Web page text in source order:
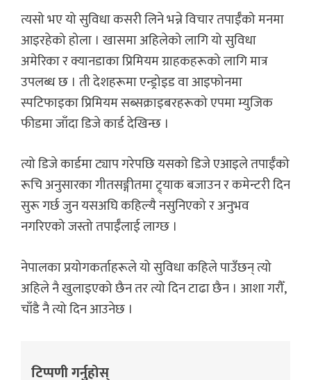
त्यसो भए यो सुविधा कसरी लिने भन्ने विचार तपाईँको मनमा
आइरहेको होला । खासमा अहिलेको लागि यो सुविधा
अमेरिका र क्यानडाका प्रिमियम ग्राहकहरूको लागि मात्र
उपलब्ध छ । ती देशहरूमा एन्ड्रोइड वा आइफोनमा
स्पटिफाइका प्रिमियम सब्सक्राइबरहरूको एपमा म्युजिक
फीडमा जाँदा डिजे कार्ड देखिन्छ ।
त्यो डिजे कार्डमा ट्याप गरेपछि यसको डिजे एआइले तपाईँको
रूचि अनुसारका गीतसङ्गीतमा ट्र्याक बजाउन र कमेन्टरी दिन
सुरू गर्छ जुन यसअघि कहिल्यै नसुनिएको र अनुभव
नगरिएको जस्तो तपाईँलाई लाग्छ ।
नेपालका प्रयोगकर्ताहरूले यो सुविधा कहिले पाउँछन् त्यो
अहिले नै खुलाइएको छैन तर त्यो दिन टाढा छैन । आशा गरौँ,
चाँडै नै त्यो दिन आउनेछ ।
टिप्पणी गर्नुहोस्